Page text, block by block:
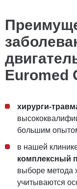
Euromed
хирурги-
большим
в нашей
комплексный
выборе метода
учитываются